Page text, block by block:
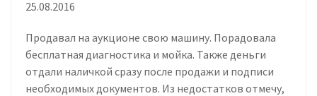
25.08.2016
Продавал на аукционе свою машину. Порадовала
бесплатная диагностика и мойка. Также деньги
отдали наличкой сразу после продажи и подписи
необходимых документов. Из недостатков отмечу,